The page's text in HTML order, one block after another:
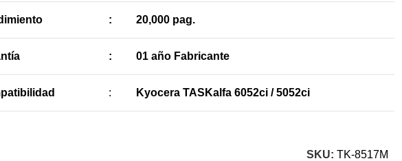
: 20,000 pag.
: 01 año Fabricante
: Kyocera TASKalfa 6052ci / 5052ci
SKU: TK-8517M